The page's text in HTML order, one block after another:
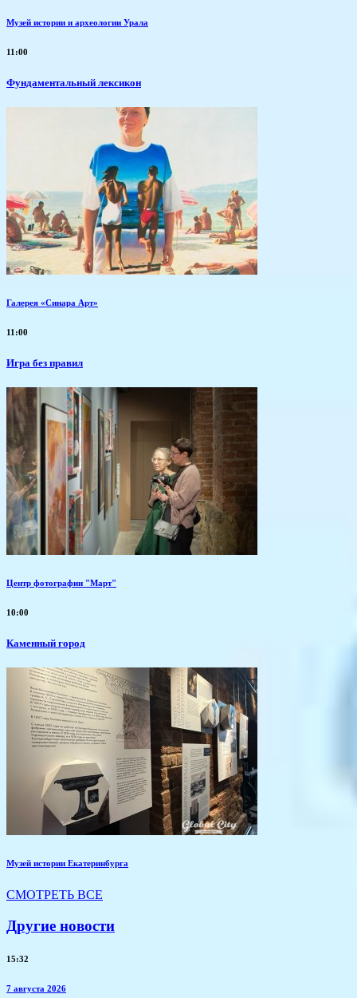
Музей истории и археологии Урала
11:00
Фундаментальный лексикон
Галерея «Синара Арт»
11:00
​Игра без правил
Центр фотографии "Март"
10:00
Каменный город
Музей истории Екатеринбурга
СМОТРЕТЬ ВСЕ
Другие новости
15:32
7 августа 2026